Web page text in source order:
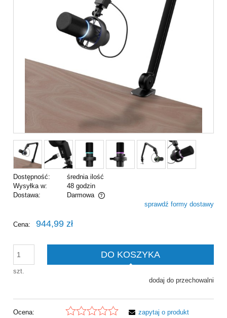
Dostępność:
średnia ilość
Wysyłka w:
48 godzin
Dostawa:
Darmowa
Cena nie zawiera ewentualnych kosztów płatnościsprawdź formy dostawy
Cena: 944,99 zł
szt.
DO KOSZYKA
dodaj do przechowalni
Ocena:
zapytaj o produkt